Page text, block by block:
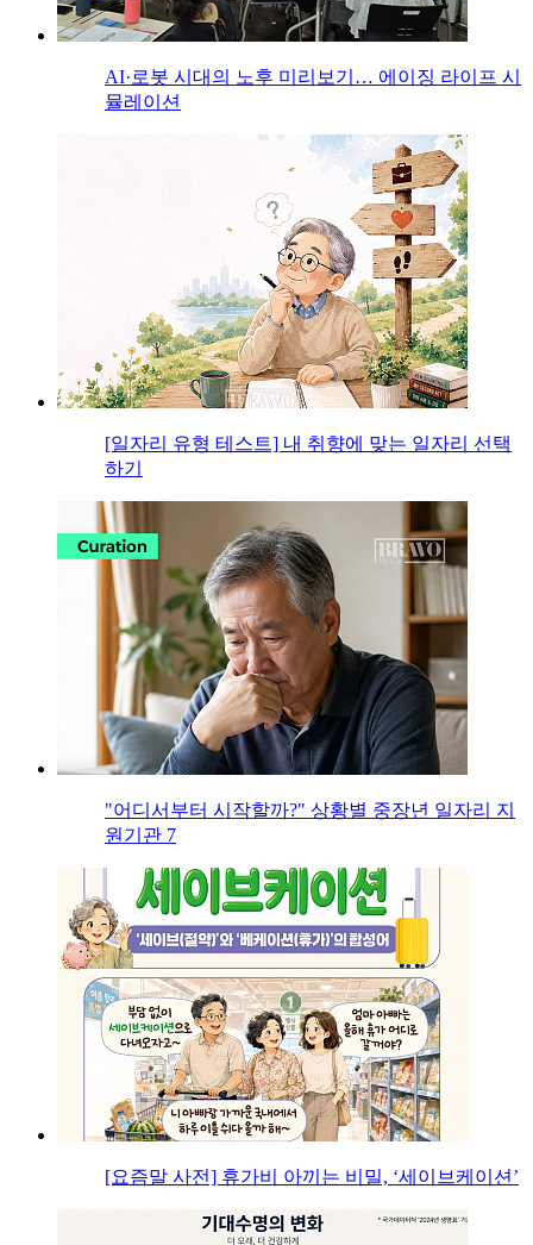
AI·로봇 시대의 노후 미리보기… 에이징 라이프 시
뮬레이션
[일자리 유형 테스트] 내 취향에 맞는 일자리 선택
하기
"어디서부터 시작할까?" 상황별 중장년 일자리 지
원기관 7
[요즘말 사전] 휴가비 아끼는 비밀, ‘세이브케이션’